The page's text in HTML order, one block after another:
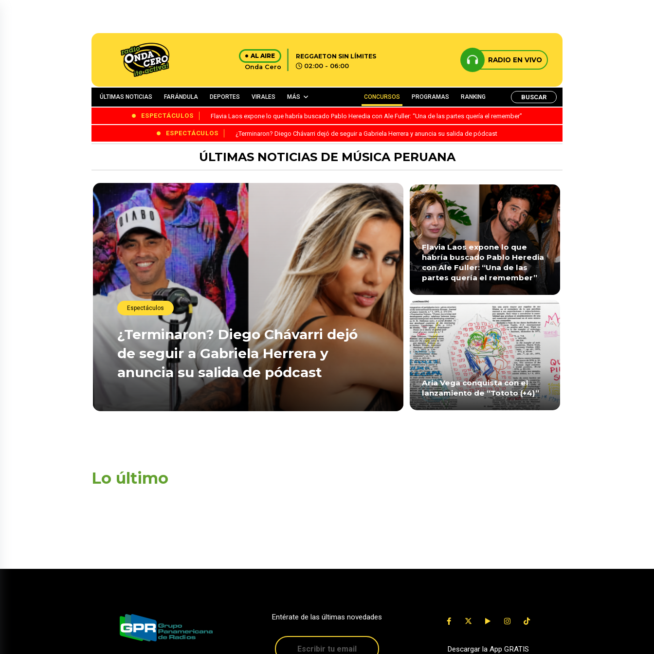
AL AIRE
Onda Cero
REGGAETON SIN LÍMITES
02:00 - 06:00
RADIO EN VIVO
ÚLTIMAS NOTICIAS FARÁNDULA DEPORTES VIRALES MÁS CONCURSOS PROGRAMAS RANKING BUSCAR
ESPECTÁCULOS Flavia Laos expone lo que habría buscado Pablo Heredia con Ale Fuller: “Una de las partes quería el remember”
ESPECTÁCULOS ¿Terminaron? Diego Chávarri dejó de seguir a Gabriela Herrera y anuncia su salida de pódcast
ÚLTIMAS NOTICIAS DE MÚSICA PERUANA
Espectáculos
¿Terminaron? Diego Chávarri dejó
de seguir a Gabriela Herrera y
anuncia su salida de pódcast
Flavia Laos expone lo que
habría buscado Pablo Heredia
con Ale Fuller: “Una de las
partes quería el remember”
Aria Vega conquista con el
lanzamiento de “Tototo (+4)”
Lo último
Entérate de las últimas novedades
Descargar la App GRATIS